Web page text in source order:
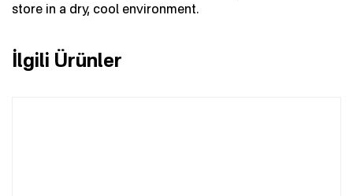
store in a dry, cool environment.
İlgili Ürünler